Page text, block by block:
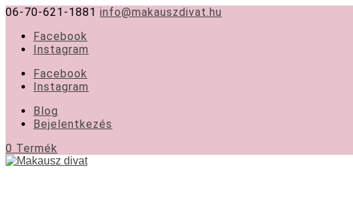
06-70-621-1881 info@makauszdivat.hu
Facebook
Instagram
Facebook
Instagram
Blog
Bejelentkezés
0 Termék